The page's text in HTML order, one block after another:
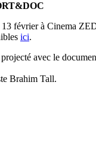
février à Cinema
ici.
avec le
Brahim Tall.